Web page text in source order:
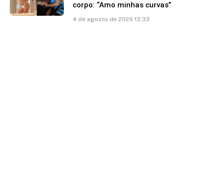
corpo: “Amo minhas curvas”
4 de agosto de 2026 13:33